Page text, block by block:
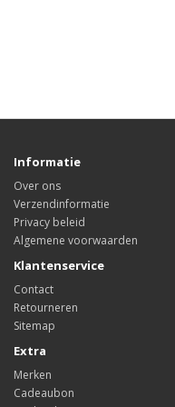
Informatie
Over ons
Verzendinformatie
Privacy beleid
Algemene voorwaarden
Klantenservice
Contact
Retourneren
Sitemap
Extra
Merken
Cadeaubon